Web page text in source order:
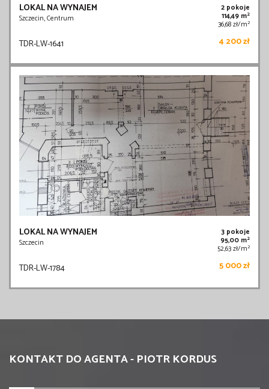
LOKAL NA WYNAJEM
Szczecin, Centrum
2 pokoje
114,49 m2
36,68 zł/m2
TDR-LW-1641 4 200 zł
LOKAL NA WYNAJEM
Szczecin
3 pokoje
95,00 m2
52,63 zł/m2
TDR-LW-1784 5 000 zł
KONTAKT DO AGENTA - PIOTR KORDUS